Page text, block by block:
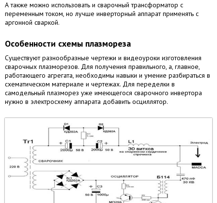
А также можно использовать и сварочный трансформатор с
переменным током, но лучше инверторный аппарат применять с
аргонной сваркой.
Особенности схемы плазмореза
Существуют разнообразные чертежи и видеоуроки изготовления
сварочных плазморезов. Для получения правильного, а, главное,
работающего агрегата, необходимы навыки и умение разбираться в
схематическом материале и чертежах. Для переделки в
самодельный плазморез уже имеющегося сварочного инвертора
нужно в электросхему аппарата добавить осциллятор.